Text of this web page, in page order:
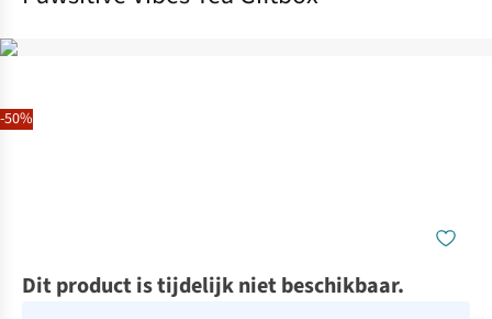
-50%
Dit product is tijdelijk niet beschikbaar.